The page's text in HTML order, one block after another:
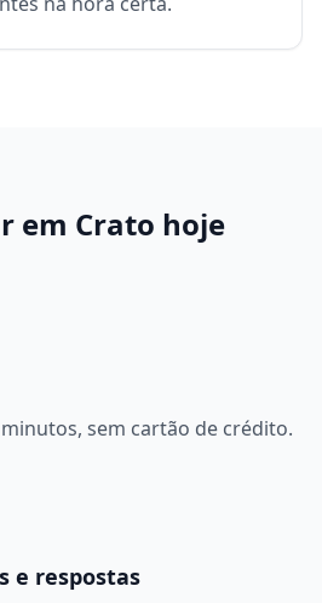
em Crato hoje
sem cartão de crédito.
e respostas